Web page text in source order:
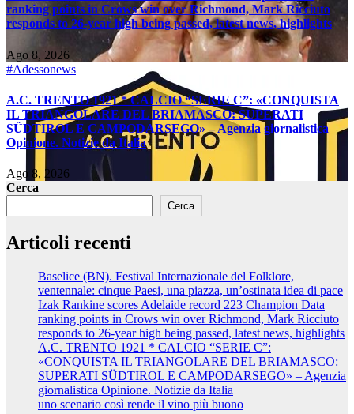
ranking points in Crows win over Richmond, Mark Ricciuto
responds to 26-year high being passed, latest news, highlights
Ago 8, 2026
#Adessonews
A.C. TRENTO 1921 * CALCIO “SERIE C”: «CONQUISTA
IL TRIANGOLARE DEL BRIAMASCO: SUPERATI
SÜDTIROL E CAMPODARSEGO» – Agenzia giornalistica
Opinione. Notizie da Italia
Ago 8, 2026
Cerca
Cerca
Articoli recenti
Baselice (BN). Festival Internazionale del Folklore,
ventennale: cinque Paesi, una piazza, un’ostinata idea di pace
Izak Rankine scores Adelaide record 223 Champion Data
ranking points in Crows win over Richmond, Mark Ricciuto
responds to 26-year high being passed, latest news, highlights
A.C. TRENTO 1921 * CALCIO “SERIE C”:
«CONQUISTA IL TRIANGOLARE DEL BRIAMASCO:
SUPERATI SÜDTIROL E CAMPODARSEGO» – Agenzia
giornalistica Opinione. Notizie da Italia
uno scenario così rende il vino più buono